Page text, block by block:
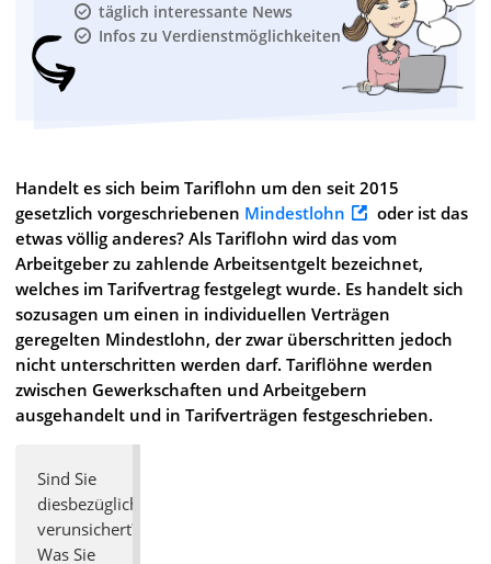
täglich interessante News
Infos zu Verdienstmöglichkeiten
Handelt es sich beim Tariflohn um den seit 2015
gesetzlich vorgeschriebenen Mindestlohn
oder ist das
etwas völlig anderes? Als Tariflohn wird das vom
Arbeitgeber zu zahlende Arbeitsentgelt bezeichnet,
welches im Tarifvertrag festgelegt wurde. Es handelt sich
sozusagen um einen in individuellen Verträgen
geregelten Mindestlohn, der zwar überschritten jedoch
nicht unterschritten werden darf. Tariflöhne werden
zwischen Gewerkschaften und Arbeitgebern
ausgehandelt und in Tarifverträgen festgeschrieben.
Sind Sie
diesbezüglich
verunsichert?
Was Sie